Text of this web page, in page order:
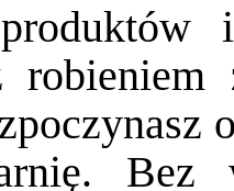
robieniem